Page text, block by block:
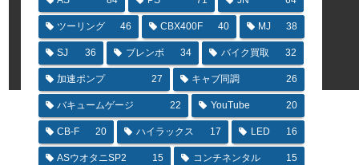
ツーリング 46 CBX400F 40 MJ 38
SJ 36 ブレンボ 34 バイク買取 32
加速ポンプ 27 キャブ同調 26
バキュームゲージ 22 YouTube 20
CB-F 20 ハイラックス 17 LED 16
ASウオタニSP2 15 コンチネンタル 15